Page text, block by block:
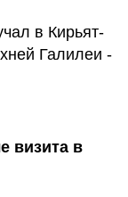
в Кирьят-
Галилеи -
визита в